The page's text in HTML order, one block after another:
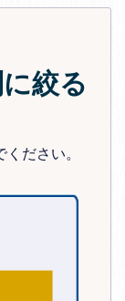
絞る
ださい。